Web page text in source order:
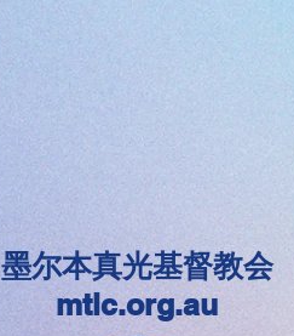
墨尔本真光基督教会
mtlc.org.au